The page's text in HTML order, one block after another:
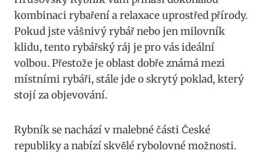
kombinaci rybaření a relaxace uprostřed přírody.
Pokud jste vášnivý rybář nebo jen milovník
klidu, tento rybářský ráj je pro vás ideální
volbou. Přestože je oblast dobře známá mezi
místními rybáři, stále jde o skrytý poklad, který
stojí za objevování.
Rybník se nachází v malebné části České
republiky a nabízí skvělé rybolovné možnosti.